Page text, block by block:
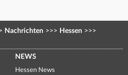
Nachrichten >>> Hessen >>>
NEWS
Hessen News